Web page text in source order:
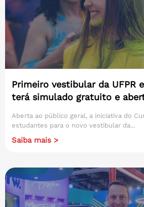
Primeiro vestibular da UFPR
terá simulado gratuito e
Aberta ao público geral, a iniciativa do
estudantes para o novo vestibular da...
Saiba mais >